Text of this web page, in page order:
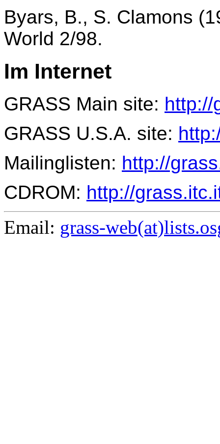
Byars, B., S. Clamons
World 2/98.
Im Internet
GRASS Main site: http://
GRASS U.S.A. site:
Mailinglisten: http://
CDROM: http://
Email: grass-